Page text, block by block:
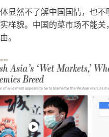
显然不了解中国国情，也不
样貌。中国的菜市场不能关
。